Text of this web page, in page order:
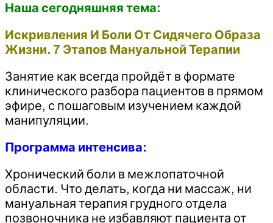
Наша сегодняшняя тема:
Искривления И Боли От Сидячего Образа
Жизни. 7 Этапов Мануальной Терапии
Занятие как всегда пройдёт в формате
клинического разбора пациентов в прямом
эфире, с пошаговым изучением каждой
манипуляции.
Программа интенсива:
Хронический боли в межлопаточной
области. Что делать, когда ни массаж, ни
мануальная терапия грудного отдела
позвоночника не избавляют пациента от